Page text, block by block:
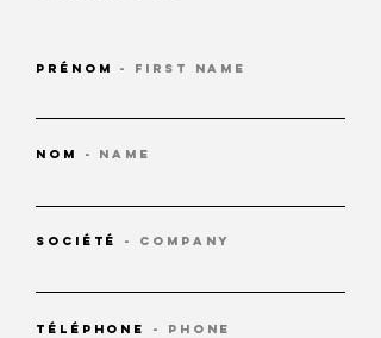
Prénom - First name
Nom - name
Société - company
téléphone - phone